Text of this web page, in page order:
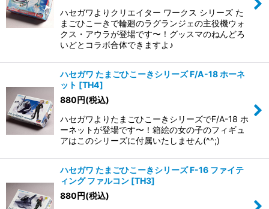
ハセガワよりクリエイター ワークス シリーズ た
まごひこーきで輪廻のラグランジェの主役機ウォ
クス・アウラが登場です〜！グッスマのねんどろ
いどとコラボ合体できますよ♪
ハセガワ たまごひこーきシリーズ F/A-18 ホーネ
ット [TH4]
880円(税込)
ハセガワよりたまごひこーきシリーズでF/A-18 ホ
ーネットが登場です〜！箱絵の女の子のフィギュ
アはこのシリーズに付属いたしません(^^;)
ハセガワ たまごひこーきシリーズ F-16 ファイテ
ィング ファルコン [TH3]
880円(税込)